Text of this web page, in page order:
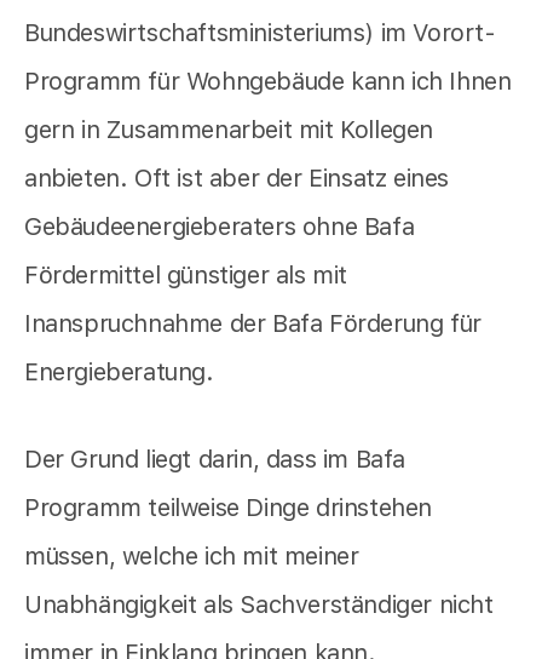
Bundeswirtschaftsministeriums) im Vorort-
Programm für Wohngebäude kann ich Ihnen
gern in Zusammenarbeit mit Kollegen
anbieten. Oft ist aber der Einsatz eines
Gebäudeenergieberaters ohne Bafa
Fördermittel günstiger als mit
Inanspruchnahme der Bafa Förderung für
Energieberatung.
Der Grund liegt darin, dass im Bafa
Programm teilweise Dinge drinstehen
müssen, welche ich mit meiner
Unabhängigkeit als Sachverständiger nicht
immer in Einklang bringen kann.